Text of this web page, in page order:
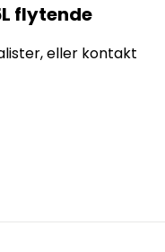
flytende
eller kontakt